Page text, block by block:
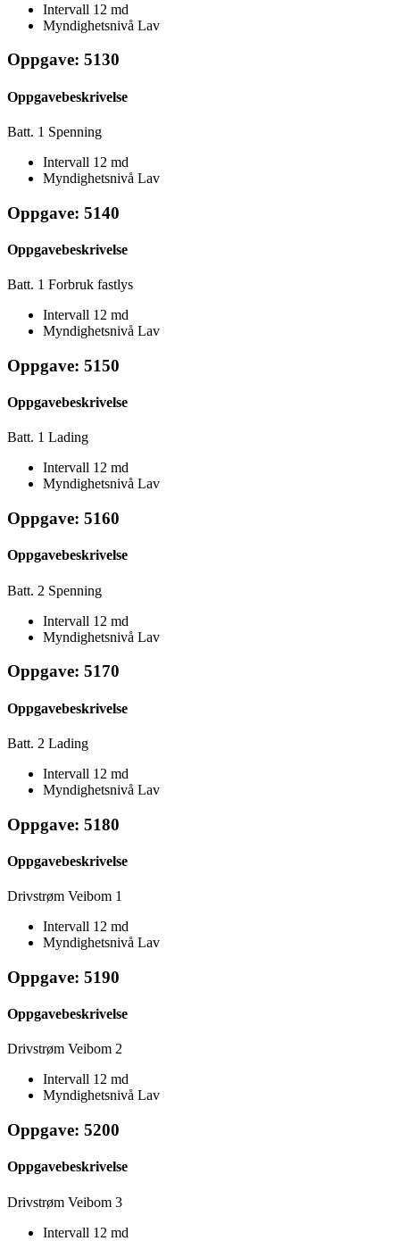
Intervall 12 md
Myndighetsnivå Lav
Oppgave: 5130
Oppgavebeskrivelse
Batt. 1 Spenning
Intervall 12 md
Myndighetsnivå Lav
Oppgave: 5140
Oppgavebeskrivelse
Batt. 1 Forbruk fastlys
Intervall 12 md
Myndighetsnivå Lav
Oppgave: 5150
Oppgavebeskrivelse
Batt. 1 Lading
Intervall 12 md
Myndighetsnivå Lav
Oppgave: 5160
Oppgavebeskrivelse
Batt. 2 Spenning
Intervall 12 md
Myndighetsnivå Lav
Oppgave: 5170
Oppgavebeskrivelse
Batt. 2 Lading
Intervall 12 md
Myndighetsnivå Lav
Oppgave: 5180
Oppgavebeskrivelse
Drivstrøm Veibom 1
Intervall 12 md
Myndighetsnivå Lav
Oppgave: 5190
Oppgavebeskrivelse
Drivstrøm Veibom 2
Intervall 12 md
Myndighetsnivå Lav
Oppgave: 5200
Oppgavebeskrivelse
Drivstrøm Veibom 3
Intervall 12 md